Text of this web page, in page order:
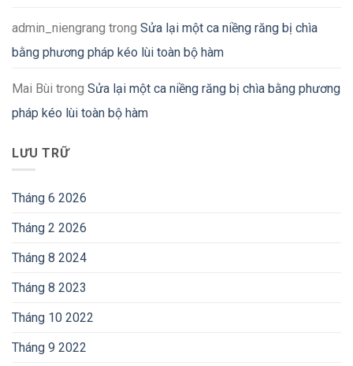
admin_niengrang trong Sửa lại một ca niềng răng bị chìa
bằng phương pháp kéo lùi toàn bộ hàm
Mai Bùi trong Sửa lại một ca niềng răng bị chìa bằng phương
pháp kéo lùi toàn bộ hàm
LƯU TRỮ
Tháng 6 2026
Tháng 2 2026
Tháng 8 2024
Tháng 8 2023
Tháng 10 2022
Tháng 9 2022